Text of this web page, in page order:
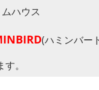
ハウス
(ハミンバー
。